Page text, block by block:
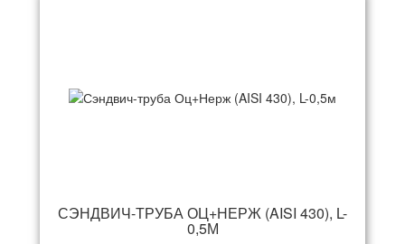
СЭНДВИЧ-ТРУБА ОЦ+НЕРЖ (AISI 430), L-
0,5М